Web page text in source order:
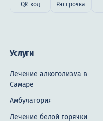
QR-код Рассрочка
Услуги
Лечение алкоголизма в
Самаре
Амбулатория
Лечение белой горячки